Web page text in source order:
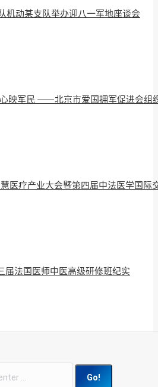
机动某支队举办迎八一军地座谈会
映军民 ——北京市爱国拥军促进会组
医疗产业大会暨第四届中法医学国际
届法国医师中医高级研修班纪实